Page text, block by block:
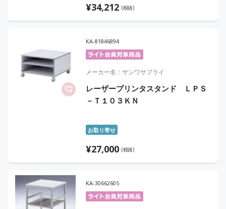
¥34,212 (税抜)
KA-81846894
メーカー名 サンワサプライ
レーザープリンタスタンド ＬＰＳ
－Ｔ１０３ＫＮ
お取り寄せ
¥27,000 (税抜)
KA-30662605